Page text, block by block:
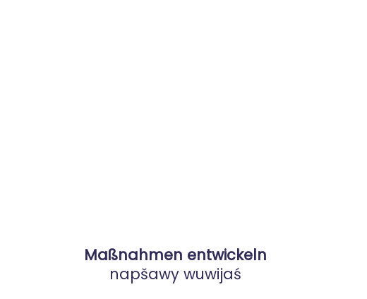
Maßnahmen entwickeln
napšawy wuwijaś